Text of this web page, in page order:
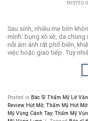
POSTED
Sau sinh, nhiều mẹ bỉm
mình: bụng xồ xề, da chùng
nỗi ám ảnh rất phổ biến,
việc hoặc giao tiếp. Tuy
Posted in Bác Sĩ Thẩm Mỹ Lê
Review Hút Mỡ, Thẩm Mỹ Hút Mỡ
Mỹ Vùng Cánh Tay, Thẩm Mỹ